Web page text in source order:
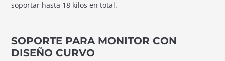
soportar hasta 18 kilos en total.
SOPORTE PARA MONITOR CON
DISEÑO CURVO